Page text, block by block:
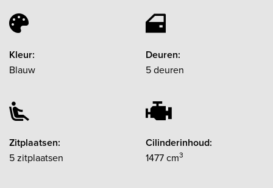
Kleur:
Blauw
Deuren:
5 deuren
Zitplaatsen:
5 zitplaatsen
Cilinderinhoud:
1477 cm3